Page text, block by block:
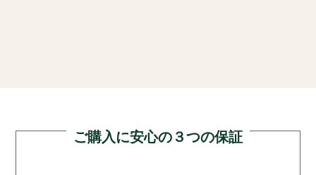
ご購入に安心の３つの保証